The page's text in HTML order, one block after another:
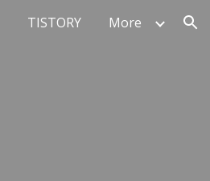
TISTORY More